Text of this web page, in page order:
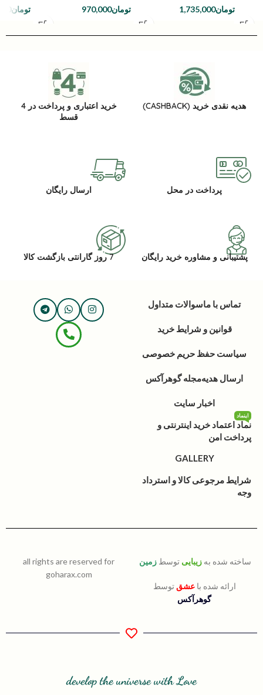
تومان1,735,000 تومان970,000 تومان
هدیه نقدی خرید (CASHBACK)
خرید اعتباری و پرداخت در 4
قسط
پرداخت در محل ارسال رایگان
پشتیبانی و مشاوره خرید رایگان 7 روز گارانتی بازگشت کالا
تماس با ماسوالات متداول
قوانین و شرایط خرید
سیاست حفظ حریم خصوصی
ارسال هدیهمجله گوهرآکس
اخبار سایت
نماد اعتماد خرید اینترنتی و
پرداخت امن
اینماد
GALLERY
شرایط مرجوعی کالا و استرداد
وجه
ساخته شده به زیبایی توسط زمین
ارائه شده باعشق توسط
گوهرآکس
all rights are reserved for
goharax.com
develop the universe with Love